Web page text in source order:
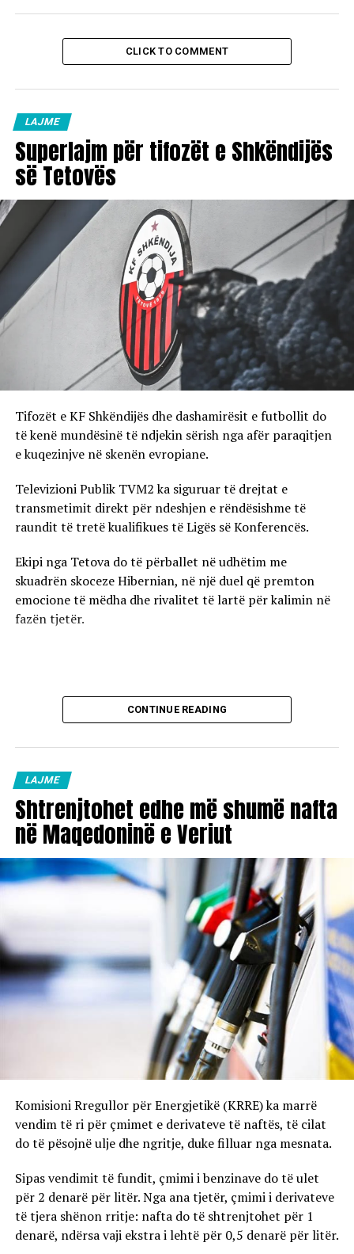
CLICK TO COMMENT
LAJME
Superlajm për tifozët e Shkëndijës
së Tetovës
Tifozët e KF Shkëndijës dhe dashamirësit e futbollit do
të kenë mundësinë të ndjekin sërish nga afër paraqitjen
e kuqezinjve në skenën evropiane.
Televizioni Publik TVM2 ka siguruar të drejtat e
transmetimit direkt për ndeshjen e rëndësishme të
raundit të tretë kualifikues të Ligës së Konferencës.
Ekipi nga Tetova do të përballet në udhëtim me
skuadrën skoceze Hibernian, në një duel që premton
emocione të mëdha dhe rivalitet të lartë për kalimin në
fazën tjetër.
CONTINUE READING
LAJME
Shtrenjtohet edhe më shumë nafta
në Maqedoninë e Veriut
Komisioni Rregullor për Energjetikë (KRRE) ka marrë
vendim të ri për çmimet e derivateve të naftës, të cilat
do të pësojnë ulje dhe ngritje, duke filluar nga mesnata.
Sipas vendimit të fundit, çmimi i benzinave do të ulet
për 2 denarë për litër. Nga ana tjetër, çmimi i derivateve
të tjera shënon rritje: nafta do të shtrenjtohet për 1
denarë, ndërsa vaji ekstra i lehtë për 0,5 denarë për litër.